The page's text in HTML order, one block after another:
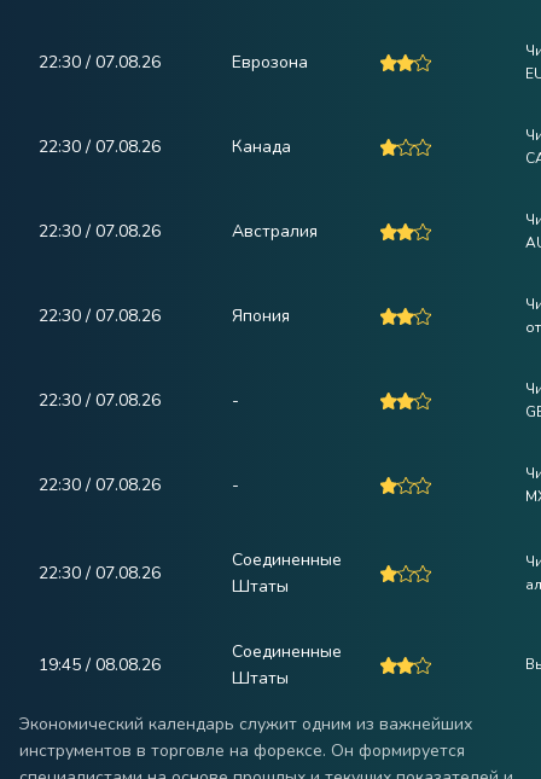
22:30 / 07.08.26 Еврозона
22:30 / 07.08.26 Канада
22:30 / 07.08.26 Австралия
22:30 / 07.08.26 Япония
22:30 / 07.08.26 -
22:30 / 07.08.26 -
22:30 / 07.08.26
Соединенные
Штаты
19:45 / 08.08.26
Соединенные
Штаты
Экономический календарь служит одним из важнейших
инструментов в торговле на форексе. Он формируется